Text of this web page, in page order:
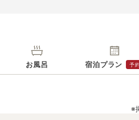
お風呂 宿泊プラン 予
※